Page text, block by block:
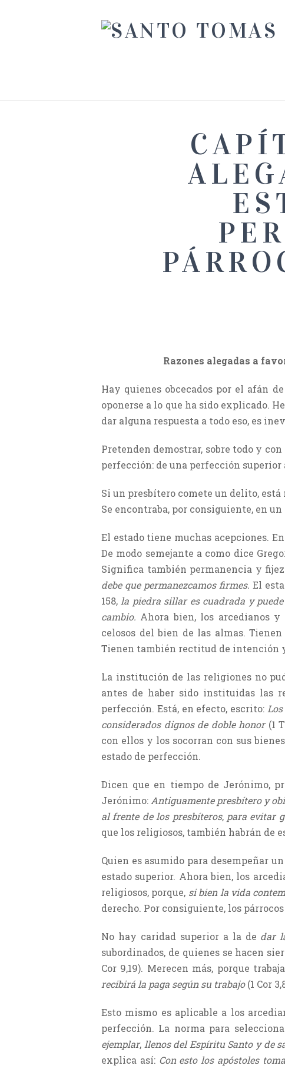
Razones alegadas a
Hay quienes obcecados por el afán
oponerse a lo que ha sido explicado.
dar alguna respuesta a todo eso, es
Pretenden demostrar, sobre todo y
perfección: de una perfección superior
Si un presbítero comete un delito, está
Se encontraba, por consiguiente, en
El estado tiene muchas acepciones.
De modo semejante a como dice
Significa también permanencia y
debe que permanezcamos firmes. El
158, la piedra sillar es cuadrada y
cambio. Ahora bien, los arcedianos
celosos del bien de las almas.
Tienen también rectitud de intención
La institución de las religiones no
antes de haber sido instituidas las
perfección. Está, en efecto, escrito:
considerados dignos de doble honor (1
con ellos y los socorran con sus
estado de perfección.
Dicen que en tiempo de Jerónimo,
Jerónimo: Antiguamente presbítero y
al frente de los presbíteros,para evitar
que los religiosos, también habrán de
Quien es asumido para desempeñar
estado superior. Ahora bien, los
religiosos, porque, si bien la vida
derecho. Por consiguiente, los
No hay caridad superior a la de dar
subordinados, de quienes se hacen
Cor 9,19). Merecen más, porque
recibirá la paga según su trabajo(1 Cor
Esto mismo es aplicable a los
perfección. La norma para
ejemplar, llenos del Espíritu Santo y de
explica así: Con esto los apóstoles